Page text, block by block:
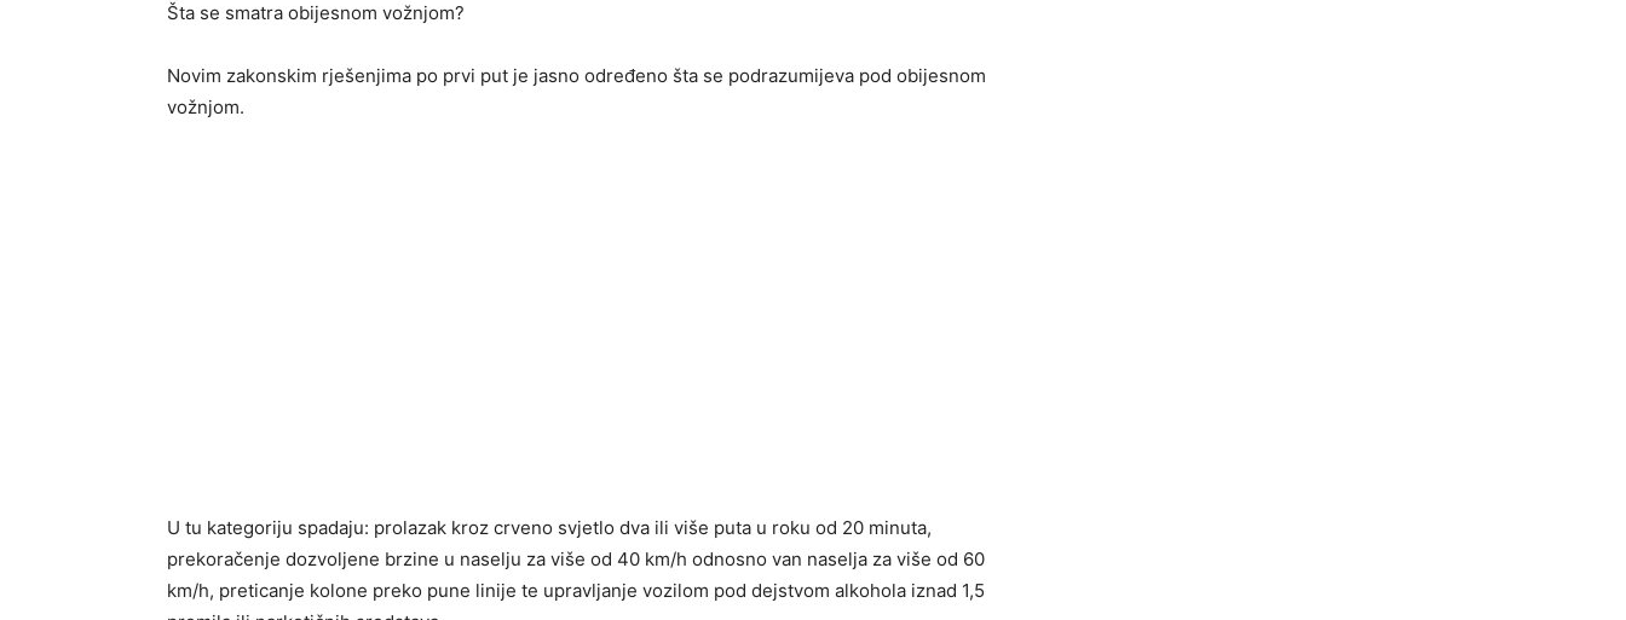
Šta se smatra obijesnom vožnjom?
Novim zakonskim rješenjima po prvi put je jasno određeno šta se podrazumijeva pod obijesnom
vožnjom.
U tu kategoriju spadaju: prolazak kroz crveno svjetlo dva ili više puta u roku od 20 minuta,
prekoračenje dozvoljene brzine u naselju za više od 40 km/h odnosno van naselja za više od 60
km/h, preticanje kolone preko pune linije te upravljanje vozilom pod dejstvom alkohola iznad 1,5